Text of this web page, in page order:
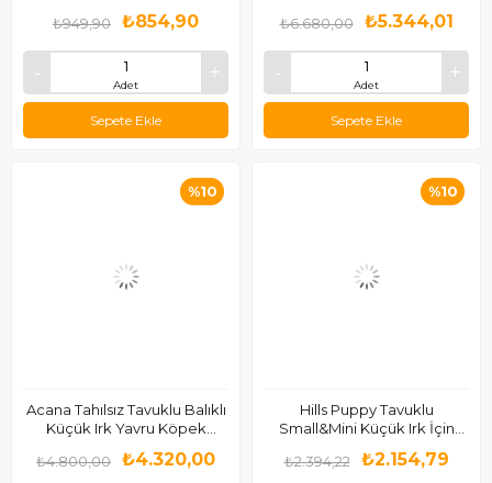
Adet
₺854,90
₺949,90
Sepete Ekle
Adet
₺5.344,01
₺6.680,00
Sepete Ekle
Acana Tahılsız Tavuklu Balıklı
Küçük Irk Yavru Köpek
₺4.320,00
₺4.800,00
%10
Hills Puppy Tavuklu
Small&Mini Küçük Irk İçin
₺2.154,79
₺2.394,22
%10